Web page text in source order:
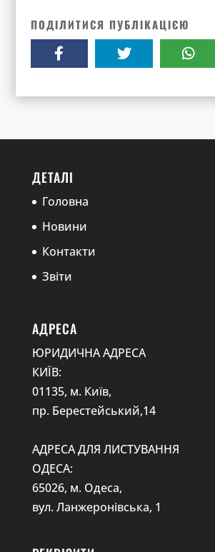
ПОДІЛИТИСЯ ПУБЛІКАЦІЄЮ
ДЕТАЛІ
Головна
Новини
Контакти
Звіти
АДРЕСА
ЮРИДИЧНА АДРЕСА
КИЇВ:
01135, м. Київ,
пр. Берестейський,14
АДРЕСА ДЛЯ ЛИСТУВАННЯ
ОДЕСА:
65026, м. Одеса,
вул. Ланжеронівська, 1